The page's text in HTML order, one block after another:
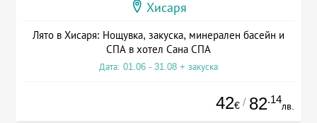
Хисаря
Лято в Хисаря: Нощувка, закуска, минерален басейн и
СПА в хотел Сана СПА
Дата: 01.06 - 31.08 + закуска
42€ / 82.14
лв.